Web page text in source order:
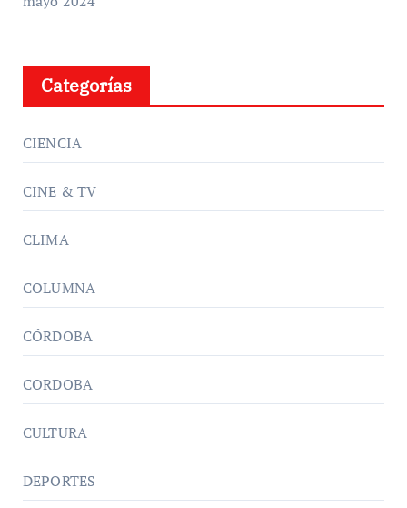
Categorías
CIENCIA
CINE & TV
CLIMA
COLUMNA
CÓRDOBA
CORDOBA
CULTURA
DEPORTES